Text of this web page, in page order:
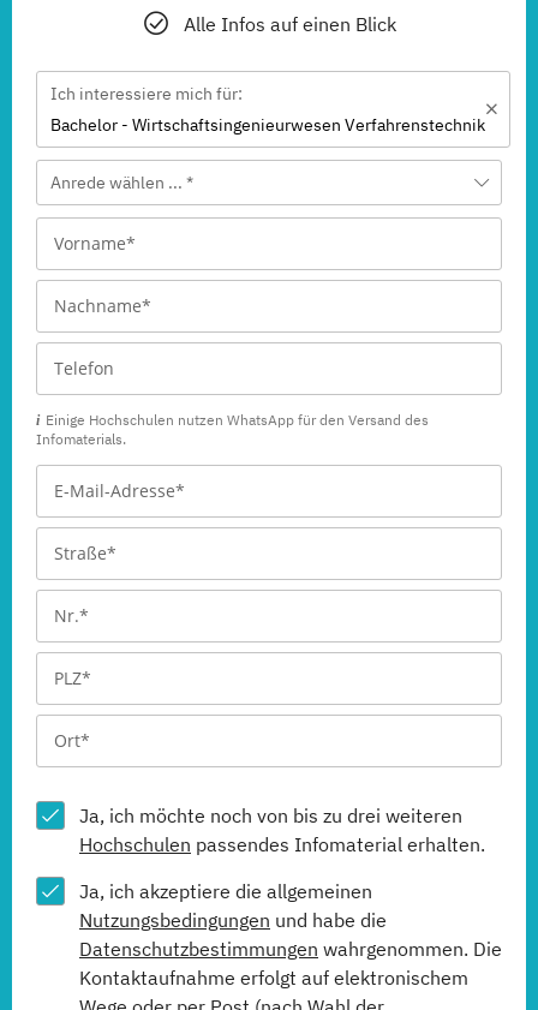
Alle Infos auf einen Blick
Ich interessiere mich für:
Bachelor - Wirtschafts­ingenieur­wesen Verfahrenstechnik
Anrede wählen ... *
Einige Hochschulen nutzen WhatsApp für den Versand des
Infomaterials.
Ja, ich möchte noch von bis zu drei weiteren
Hochschulen passendes Infomaterial erhalten.
Ja, ich akzeptiere die allgemeinen
Nutzungsbedingungen und habe die
Datenschutzbestimmungen wahrgenommen. Die
Kontaktaufnahme erfolgt auf elektronischem